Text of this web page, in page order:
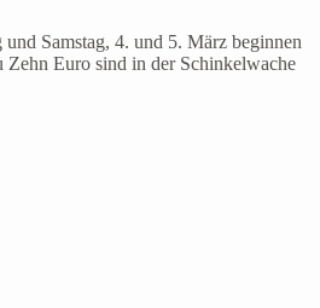
Samstag, 4. und 5. März beginnen
Euro sind in der Schinkelwache